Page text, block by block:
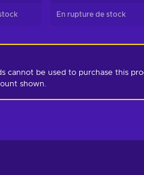
En rupture de stock
cannot be used to purchase this
shown.